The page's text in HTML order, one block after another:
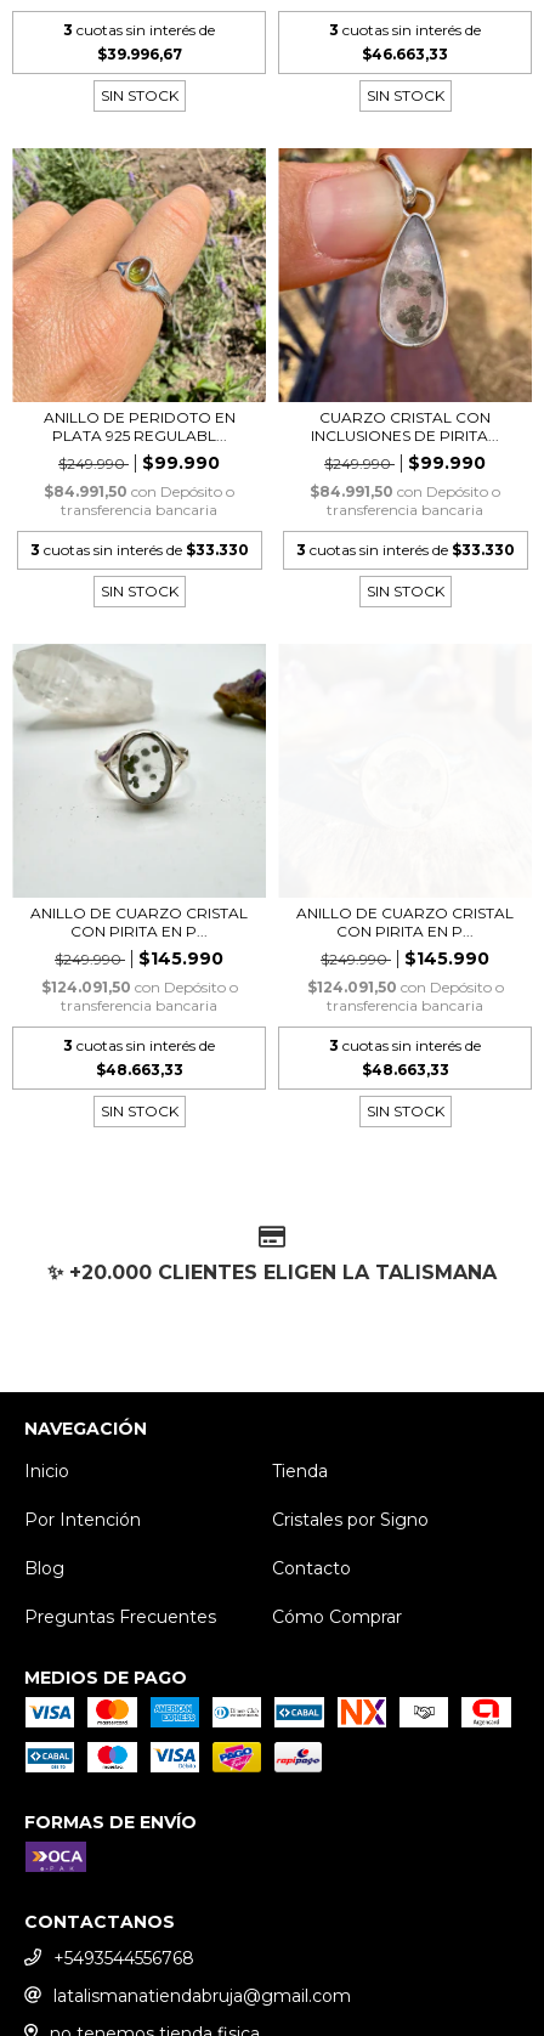
3 cuotas sin interés de
$39.996,67
SIN STOCK
3 cuotas sin interés de
$46.663,33
SIN STOCK
ANILLO DE PERIDOTO EN
PLATA 925 REGULABL...
$249.990
$99.990
$84.991,50 con Depósito o
transferencia bancaria
3 cuotas sin interés de $33.330
SIN STOCK
CUARZO CRISTAL CON
INCLUSIONES DE PIRITA...
$249.990
$99.990
$84.991,50 con Depósito o
transferencia bancaria
3 cuotas sin interés de $33.330
SIN STOCK
ANILLO DE CUARZO CRISTAL
CON PIRITA EN P...
$249.990
$145.990
$124.091,50 con Depósito o
transferencia bancaria
3 cuotas sin interés de
$48.663,33
SIN STOCK
ANILLO DE CUARZO CRISTAL
CON PIRITA EN P...
$249.990
$145.990
$124.091,50 con Depósito o
transferencia bancaria
3 cuotas sin interés de
$48.663,33
SIN STOCK
✨ +20.000 CLIENTES ELIGEN LA TALISMANA
NAVEGACIÓN
Inicio
Tienda
Por Intención Cristales por Signo
Blog Contacto
Preguntas Frecuentes Cómo Comprar
MEDIOS DE PAGO
FORMAS DE ENVÍO
CONTACTANOS
+5493544556768
latalismanatiendabruja@gmail.com